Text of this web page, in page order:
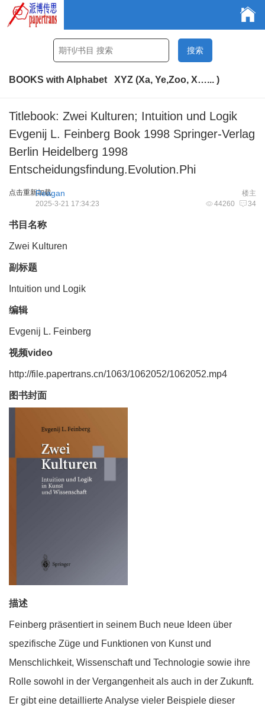
BOOKS with Alphabet XYZ (Xa, Ye,Zoo, X…... )
Titlebook: Zwei Kulturen; Intuition und Logik
Evgenij L. Feinberg Book 1998 Springer-Verlag
Berlin Heidelberg 1998
Entscheidungsfindung.Evolution.Phi
点击重新加载 楼主
Reagan
44260 34
2025-3-21 17:34:23
书目名称
Zwei Kulturen
副标题
Intuition und Logik
编辑
Evgenij L. Feinberg
视频video
http://file.papertrans.cn/1063/1062052/1062052.mp4
图书封面
描述
Feinberg präsentiert in seinem Buch neue Ideen über
spezifische Züge und Funktionen von Kunst und
Menschlichkeit, Wissenschaft und Technologie sowie ihre
Rolle sowohl in der Vergangenheit als auch in der Zukunft.
Er gibt eine detaillierte Analyse vieler Beispiele dieser